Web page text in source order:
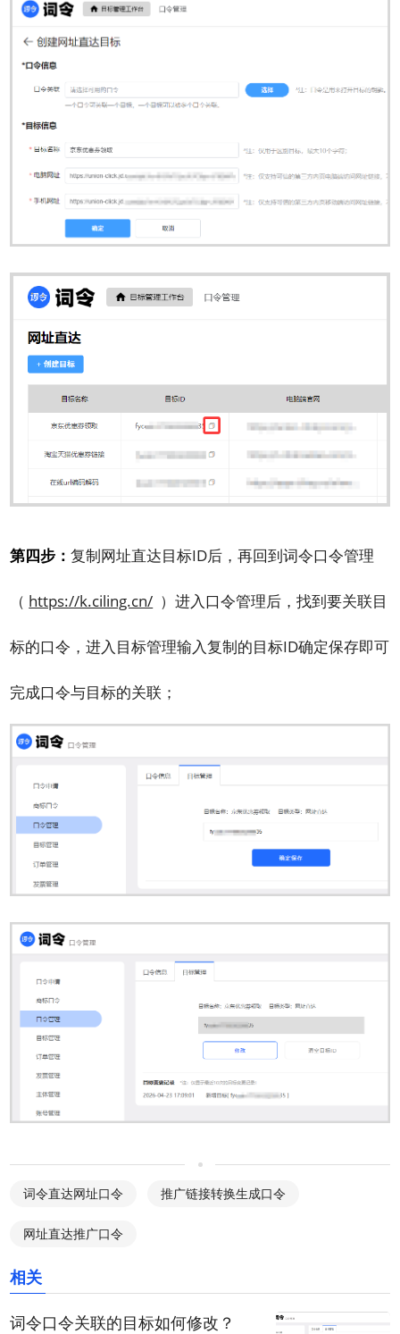
第四步：复制网址直达目标ID后，再回到词令口令管理
（ https://k.ciling.cn/ ）进入口令管理后，找到要关联目
标的口令，进入目标管理输入复制的目标ID确定保存即可
完成口令与目标的关联；
词令直达网址口令 推广链接转换生成口令
网址直达推广口令
相关
词令口令关联的目标如何修改？